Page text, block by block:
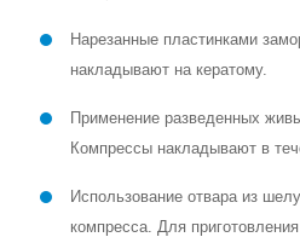
Нарезанные пластинками
накладывают на кератому.
Применение разведенных
Компрессы накладывают в
Использование отвара из
компресса. Для